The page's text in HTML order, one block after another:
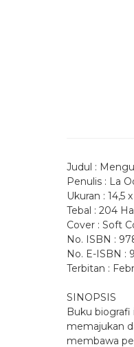
Judul :
Penulis : La
Ukuran : 14,5 x
Tebal : 204
Cover : Soft
No. ISBN :
No. E-ISBN :
Terbitan :
SINOPSIS
Buku biografi
memajukan
membawa